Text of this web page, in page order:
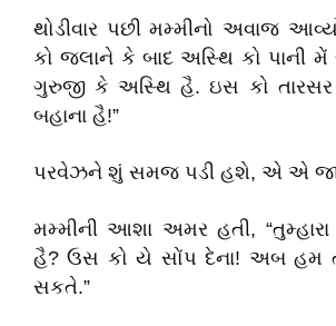
થોડીવાર પછી મમ્મીનો અવાજ
કો જલાને કે બાદ અસ્થિ કો પાની
ગુરુજી કે અસ્થિ હૈ. ઇસ કો
બહાના હૈ!”
પરવેઝને શું સમજ પડી હશે, એ એ
મમ્મીની આશા અમર હતી, “તુમ્હારા
હૈ? ઉસ કો યે સોંપ દેના! અબ હમ
સકતે.”